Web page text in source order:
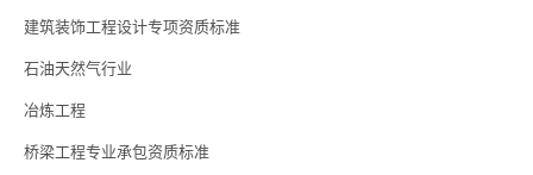
建筑装饰工程设计专项资质标准
石油天然气行业
冶炼工程
桥梁工程专业承包资质标准